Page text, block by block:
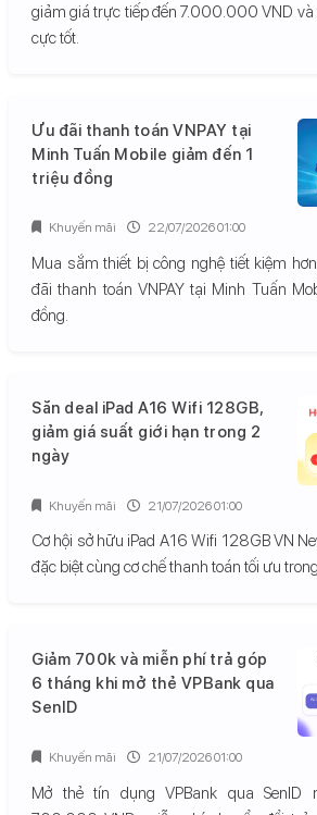
giảm giá trực tiếp đến 7.000.000 VND và
cực tốt.
Ưu đãi thanh toán VNPAY tại
Minh Tuấn Mobile giảm đến 1
triệu đồng
Mua sắm thiết bị công nghệ tiết kiệm
đãi thanh toán VNPAY tại Minh Tuấn
đồng.
Khuyến mãi 22/07/2026 01:00
Săn deal iPad A16 Wifi 128GB,
giảm giá suất giới hạn trong 2
ngày
Cơ hội sở hữu iPad A16 Wifi 128GB VN
đặc biệt cùng cơ chế thanh toán tối ưu
Khuyến mãi 21/07/2026 01:00
Giảm 700k và miễn phí trả góp
6 tháng khi mở thẻ VPBank qua
SenID
Mở thẻ tín dụng VPBank qua SenID
Khuyến mãi 21/07/2026 01:00